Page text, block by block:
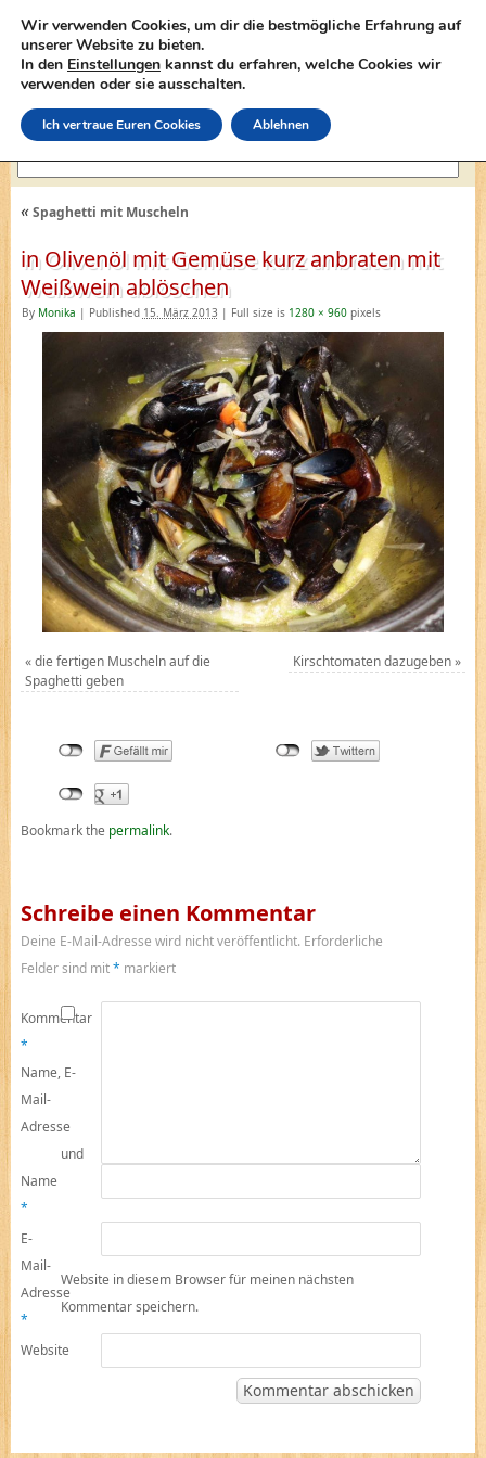
lasagne-rezepte.net
«Spaghetti mit Muscheln
in Olivenöl mit Gemüse kurz anbraten mit
Weißwein ablöschen
By Monika | Published 15. März 2013 | Full size is 1280 × 960pixels
«die fertigen Muscheln auf die
Spaghetti geben
Kirschtomaten dazugeben»
Bookmark the permalink.
Schreibe einen Kommentar
Deine E-Mail-Adresse wird nicht veröffentlicht. Erforderliche
Felder sind mit* markiert
Kommentar
*
Name
*
E-
Mail-
Adresse
*
Website
Name, E-
Mail-
Adresse
und
Website in diesem Browser für meinen nächsten
Kommentar speichern.
Wir verwenden Cookies, um dir die bestmögliche Erfahrung auf
unserer Website zu bieten.
In den Einstellungen kannst du erfahren, welche Cookies wir
verwenden oder sie ausschalten.
Ich vertraue Euren Cookies Ablehnen